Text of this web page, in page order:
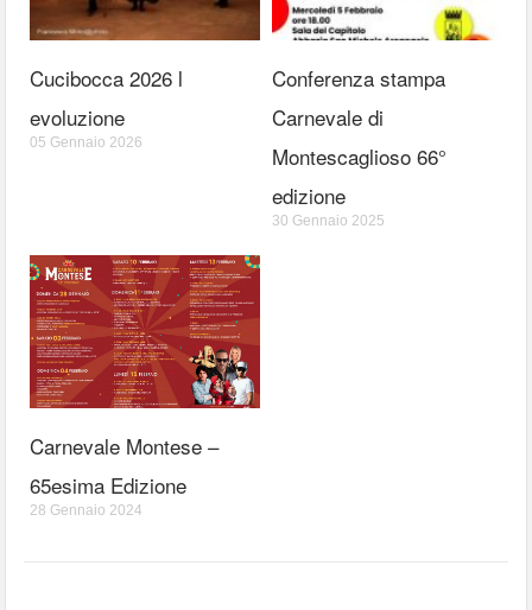
Cucibocca 2026 l
evoluzione
05 Gennaio 2026
Conferenza stampa
Carnevale di
Montescaglioso 66°
edizione
30 Gennaio 2025
Carnevale Montese –
65esima Edizione
28 Gennaio 2024